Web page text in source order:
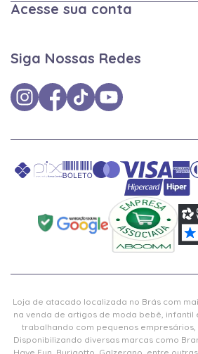
Acesse sua conta
Siga Nossas Redes
Loja de atacado localizada no Brás com
na venda de artigos de moda bebê, infantil
trabalhando com pequenos empresários,
Disponibilizando diversas marcas como